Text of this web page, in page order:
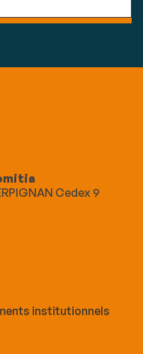
Cedex 9
institutionnels